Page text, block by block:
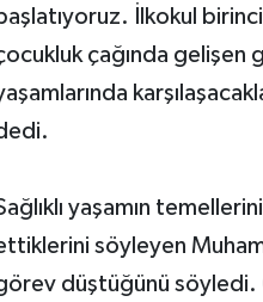
İlkokul
çağında
yaşamın
söyleyen
düştüğünü söyledi.